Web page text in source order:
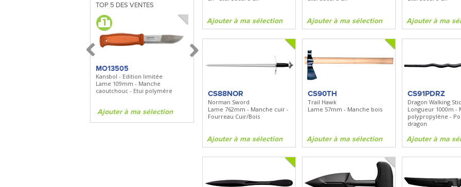
TOP 5 DES VENTES
MO13505
Kansbol - Edition limitée
Lame 109mm - Manche
caoutchouc - Etui polymère
Ajouter à ma sélection
SBP22
Ajouter à ma sélection
BN535
Bugout
Clip réversible
Ajouter à ma sélection
SR100
Ajouter à ma
Ajouter à ma sélection Ajouter à ma sélection Ajouter à ma
CS88NOR
Norman Sword
Lame 762mm - Manche cuir -
Fourreau Cuir/Bois
Ajouter à ma sélection
CS90TH
Trail Hawk
Lame 57mm - Manche bois
Ajouter à ma sélection
CS91PDRZ
Dragon Walking
Longueur 1000m -
polypropylène -
dragon
Ajouter à ma